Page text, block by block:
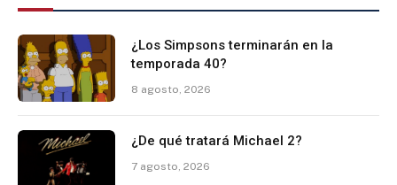
¿Los Simpsons terminarán en la
temporada 40?
8 agosto, 2026
¿De qué tratará Michael 2?
7 agosto, 2026